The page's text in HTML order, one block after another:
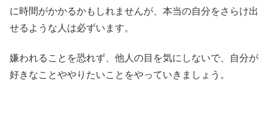
に時間がかかるかもしれませんが、本当の自分をさらけ出
せるような人は必ずいます。
嫌われることを恐れず、他人の目を気にしないで、自分が
好きなことややりたいことをやっていきましょう。